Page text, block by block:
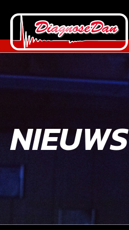
NIEUWS